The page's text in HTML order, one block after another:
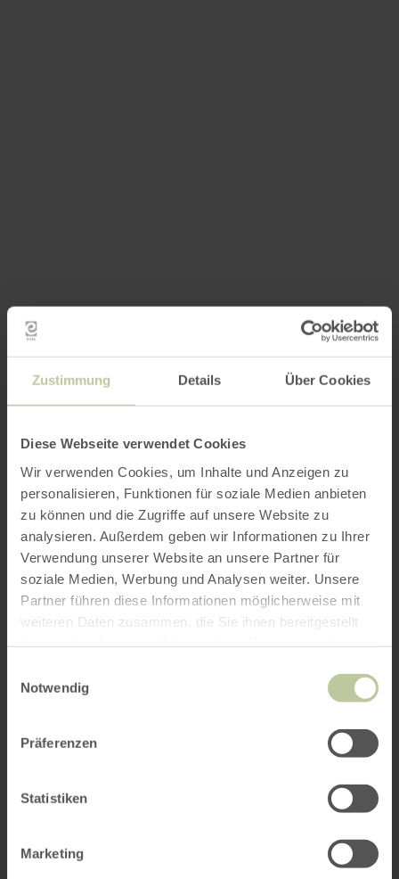
Zustimmung Details Über Cookies
Diese Webseite verwendet Cookies
Wir verwenden Cookies, um Inhalte und Anzeigen zu
personalisieren, Funktionen für soziale Medien anbieten
zu können und die Zugriffe auf unsere Website zu
analysieren. Außerdem geben wir Informationen zu Ihrer
Verwendung unserer Website an unsere Partner für
soziale Medien, Werbung und Analysen weiter. Unsere
Partner führen diese Informationen möglicherweise mit
weiteren Daten zusammen, die Sie ihnen bereitgestellt
Notwendig
Präferenzen
Statistiken
Marketing